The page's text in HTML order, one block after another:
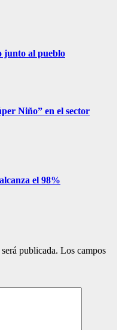
junto al pueblo
Niño” en el sector
el 98%
publicada. Los campos